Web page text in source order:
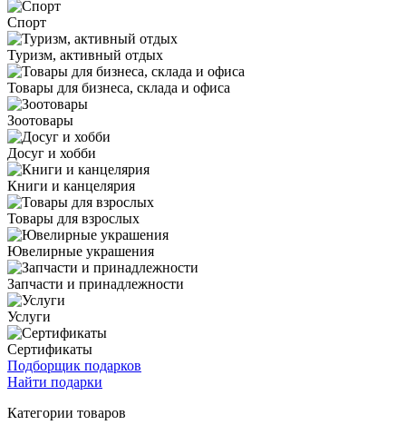
Спорт
Туризм, активный отдых
Товары для бизнеса, склада и офиса
Зоотовары
Досуг и хобби
Книги и канцелярия
Товары для взрослых
Ювелирные украшения
Запчасти и принадлежности
Услуги
Сертификаты
Подборщик подарков
Найти подарки
Категории товаров